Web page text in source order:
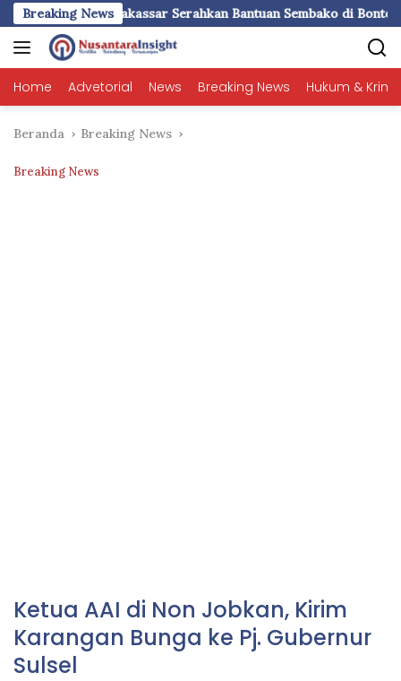
Langsung
ke
konten
Breaking News
Bantuan Sembako di Bontoduri PWI Sulsel
Home Advetorial News Breaking News Hukum &
Beranda Breaking News
Breaking News
Ketua AAI di Non Jobkan, Kirim
Karangan Bunga ke Pj. Gubernur
Sulsel